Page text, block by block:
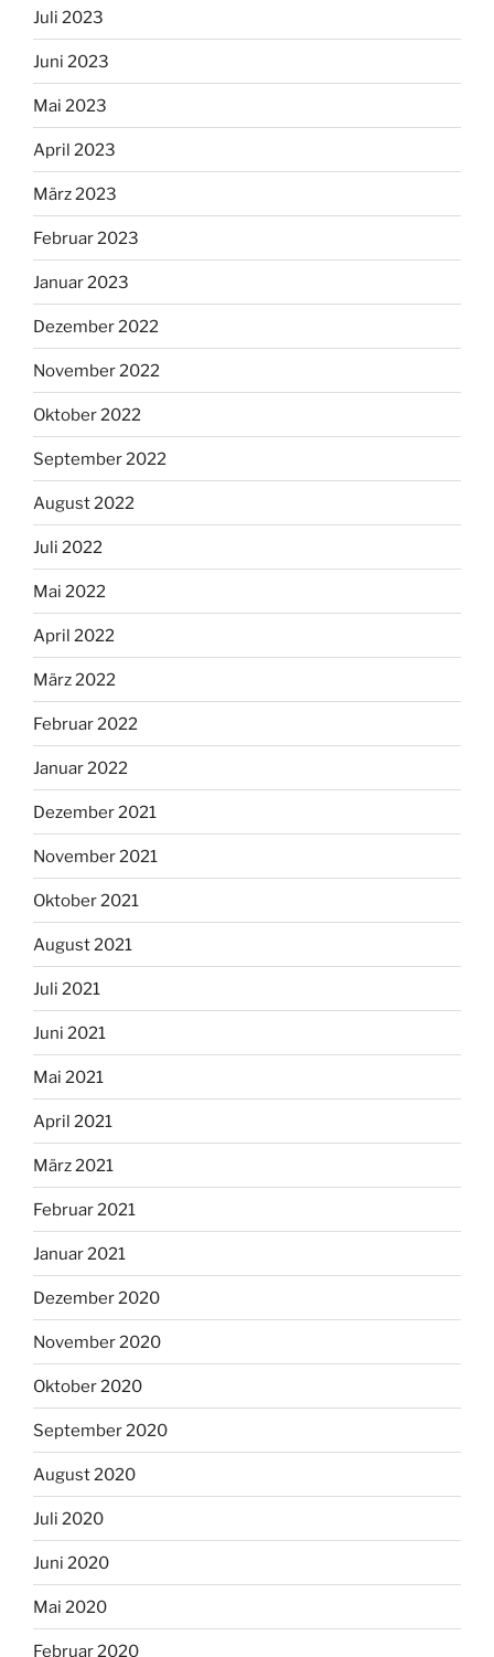
Juli 2023
Juni 2023
Mai 2023
April 2023
März 2023
Februar 2023
Januar 2023
Dezember 2022
November 2022
Oktober 2022
September 2022
August 2022
Juli 2022
Mai 2022
April 2022
März 2022
Februar 2022
Januar 2022
Dezember 2021
November 2021
Oktober 2021
August 2021
Juli 2021
Juni 2021
Mai 2021
April 2021
März 2021
Februar 2021
Januar 2021
Dezember 2020
November 2020
Oktober 2020
September 2020
August 2020
Juli 2020
Juni 2020
Mai 2020
Februar 2020